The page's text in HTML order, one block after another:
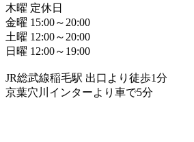
木曜 定休日
金曜 15:00～20:00
土曜 12:00～20:00
日曜 12:00～19:00
JR総武線稲毛駅 出口より徒歩1分
京葉穴川インターより車で5分